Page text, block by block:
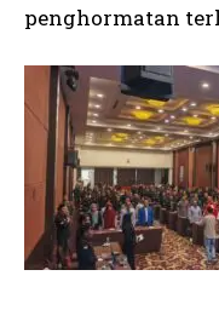
penghormatan